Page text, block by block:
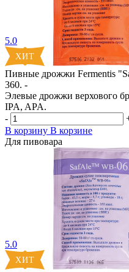
5.0
Пивные дрожжи Fermentis
360. -
Элевые дрожжи верхового
IPA, APA.
-
В корзину В корзине
Для пивовара
5.0